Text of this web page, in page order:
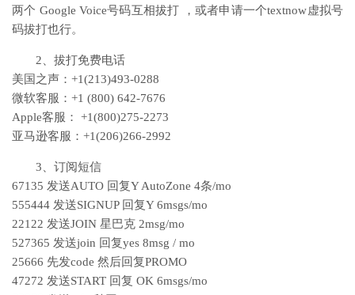
两个 Google Voice号码互相拔打 ，或者申请一个textnow虚拟号
码拔打也行。
2、拔打免费电话
美国之声：+1(213)493-0288
微软客服：+1 (800) 642-7676
Apple客服： +1(800)275-2273
亚马逊客服：+1(206)266-2992
3、订阅短信
67135 发送AUTO 回复Y AutoZone 4条/mo
555444 发送SIGNUP 回复Y 6msgs/mo
22122 发送JOIN 星巴克 2msg/mo
527365 发送join 回复yes 8msg / mo
25666 先发code 然后回复PROMO
47272 发送START 回复 OK 6msgs/mo